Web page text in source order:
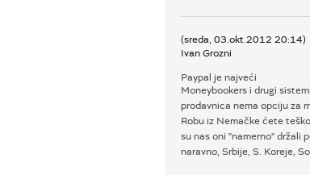
(sreda, 03.okt.2012 20:14)
Ivan Grozni
Paypal je najveći
Moneybookers i drugi
prodavnica nema opciju za
Robu iz Nemačke ćete
su nas oni "namerno" držali
naravno, Srbije, S. Koreje,